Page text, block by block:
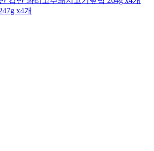
컵반 꽈리고추돼지고기덮밥 264g x4개
x4개